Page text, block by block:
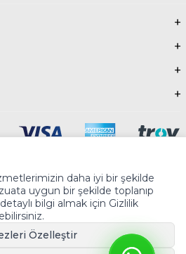
Hakkı Saklıdır.AYBER
daha iyi bir şekilde
uygun bir şekilde toplanıp
bilgi almak için Gizlilik
Özelleştir